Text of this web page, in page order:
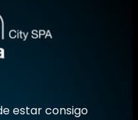
estar consigo